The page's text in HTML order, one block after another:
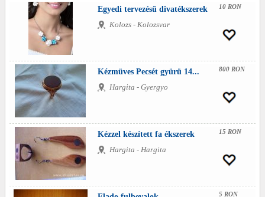
Egyedi tervezésű divatékszerek
Kolozs - Kolozsvar
10 RON
Kézmüves Pecsét gyürü 14...
Hargita - Gyergyo
800 RON
Kézzel készített fa ékszerek
Hargita - Hargita
15 RON
5 RON